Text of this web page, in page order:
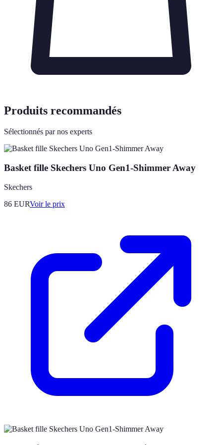
Produits recommandés
Sélectionnés par nos experts
Basket fille Skechers Uno Gen1-Shimmer Away
Skechers
86 EURVoir le prix